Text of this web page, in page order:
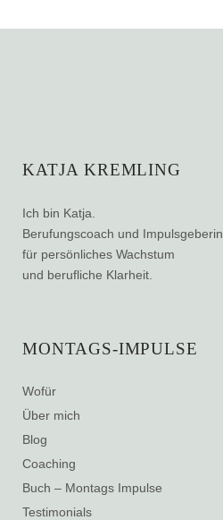
KATJA KREMLING
Ich bin Katja.
Berufungscoach und Impulsgeberin
für persönliches Wachstum
und berufliche Klarheit.
MONTAGS-IMPULSE
Wofür
Über mich
Blog
Coaching
Buch – Montags Impulse
Testimonials